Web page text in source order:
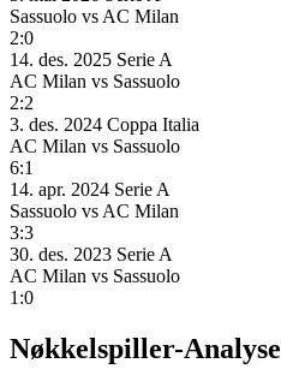
Sassuolo vs AC Milan
2:0
14. des. 2025 Serie A
AC Milan vs Sassuolo
2:2
3. des. 2024 Coppa Italia
AC Milan vs Sassuolo
6:1
14. apr. 2024 Serie A
Sassuolo vs AC Milan
3:3
30. des. 2023 Serie A
AC Milan vs Sassuolo
1:0
Nøkkelspiller-Analyse